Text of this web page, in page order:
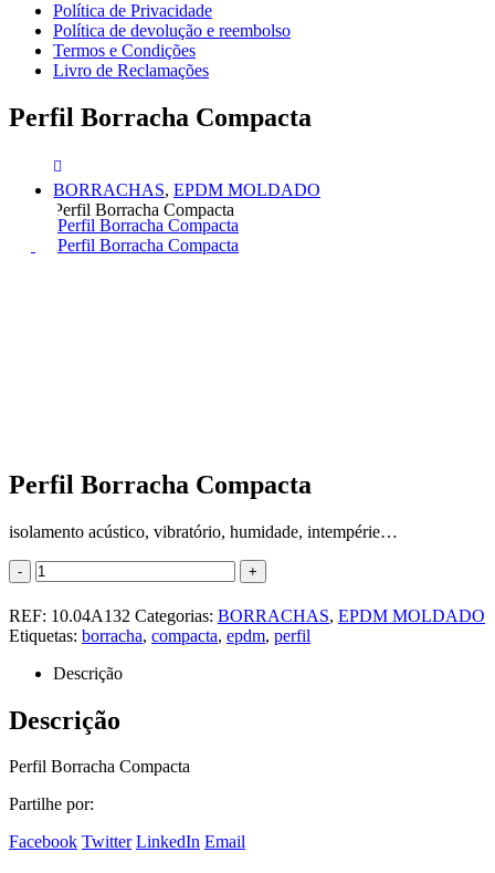
Política de Privacidade
Política de devolução e reembolso
Termos e Condições
Livro de Reclamações
Perfil Borracha Compacta
BORRACHAS, EPDM MOLDADO
Perfil Borracha Compacta
Perfil Borracha Compacta
Perfil Borracha Compacta
Perfil Borracha Compacta
isolamento acústico, vibratório, humidade, intempérie…
- +
REF: 10.04A132 Categorias: BORRACHAS, EPDM MOLDADO
Etiquetas: borracha, compacta, epdm, perfil
Descrição
Descrição
Perfil Borracha Compacta
Partilhe por:
Facebook Twitter LinkedIn Email